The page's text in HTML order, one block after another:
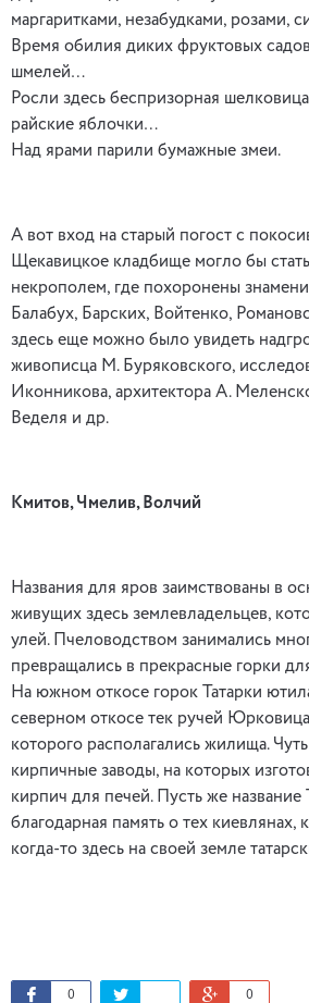
маргаритками, незабудками, розами,
Время обилия диких фруктовых
шмелей…
Росли здесь беспризорная
райские яблочки…
Над ярами парили бумажные змеи.
А вот вход на старый погост с
Щекавицкое кладбище могло бы
некрополем, где похоронены
Балабух, Барских, Войтенко,
здесь еще можно было увидеть
живописца М. Буряковского,
Иконникова, архитектора А.
Веделя и др.
Кмитов, Чмелив, Волчий
Названия для яров заимствованы в
живущих здесь землевладельцев,
улей. Пчеловодством занимались
превращались в прекрасные горки
На южном откосе горок Татарки
северном откосе тек ручей
которого располагались жилища.
кирпичные заводы, на которых
кирпич для печей. Пусть же название
благодарная память о тех
когда-то здесь на своей земле
0 0